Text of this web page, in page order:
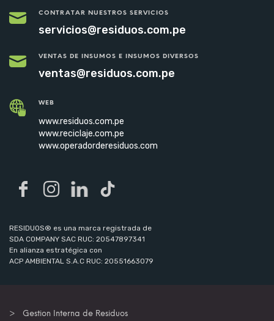
CONTRATAR NUESTROS SERVICIOS
servicios@residuos.com.pe
VENTAS DE INSUMOS E INSUMOS DIVERSOS
ventas@residuos.com.pe
WEB
www.residuos.com.pe
www.reciclaje.com.pe
www.operadorderesiduos.com
RESIDUOS® es una marca registrada de
SDA COMPANY SAC RUC: 20547897341
En alianza estratégica con
ACP AMBIENTAL S.A.C RUC: 20551663079
Gestion Interna de Residuos